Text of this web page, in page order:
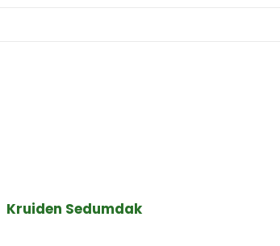
Kruiden Sedumdak